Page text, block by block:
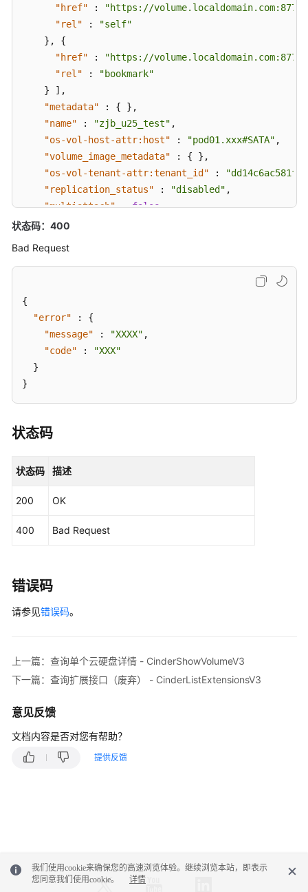
"href"
:
"https://volume.localdomain.com:8776/
"rel"
:
"self"
} ,
{
"href"
:
"https://volume.localdomain.com:8776/
"rel"
:
"bookmark"
}
] ,
"metadata"
: { } ,
"name"
: "zjb_u25_test" ,
"os-vol-host-attr:host"
: "pod01.xxx#SATA" ,
"volume_image_metadata"
: { } ,
"os-vol-tenant-attr:tenant_id"
:
"replication_status"
: "disabled" ,
"multiattach" : false,
"size"
"updated_at"
"b0524e8342084ef5b74f158f78fc3049"
"os-vol-mig-status-attr:migstat"
"os-vol-mig-status-attr:name_id"
"snapshot_id"
"volumes_links" : [ {
"rel"
}
状态码：400
Bad Request
{
"error"
:
{
"message"
: "XXXX" ,
"code"
:
"XXX"
}
}
状态码
状态码 描述
200 OK
400 Bad Request
错误码
请参见错误码。
上一篇：查询单个云硬盘详情 - CinderShowVolumeV3
下一篇：查询扩展接口（废弃） - CinderListExtensionsV3
意见反馈
文档内容是否对您有帮助？
提供反馈
我们使用cookie来确保您的高速浏览体验。继续浏览本站，即表示
您同意我们使用cookie。
详情